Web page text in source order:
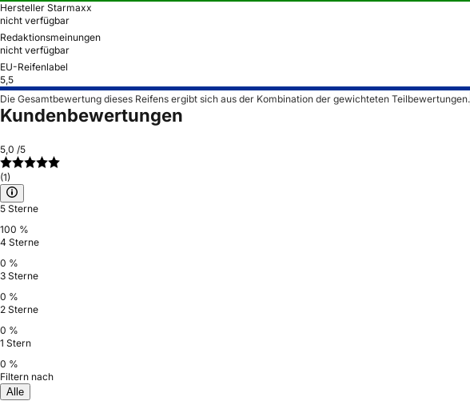
Hersteller Starmaxx
nicht verfügbar
Redaktionsmeinungen
nicht verfügbar
EU-Reifenlabel
5,5
Die Gesamtbewertung dieses Reifens ergibt sich aus der Kombination der gewichteten Teilbewertungen.
Kundenbewertungen
5,0 /5
(1)
5 Sterne
100 %
4 Sterne
0 %
3 Sterne
0 %
2 Sterne
0 %
1 Stern
0 %
Filtern nach
Alle